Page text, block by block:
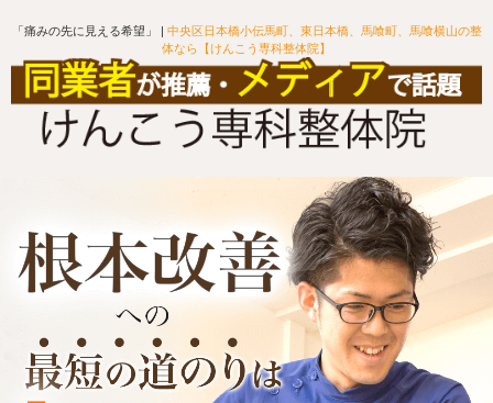
「痛みの先に見える希望」 | 中央区日本橋小伝馬町、東日本橋、馬喰町、馬喰横山の整
体なら【けんこう専科整体院】